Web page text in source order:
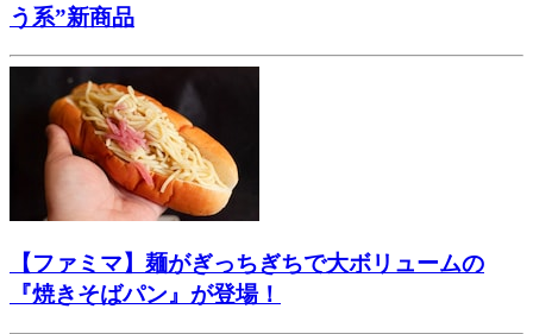
う系”新商品
【ファミマ】麺がぎっちぎちで大ボリュームの
『焼きそばパン』が登場！